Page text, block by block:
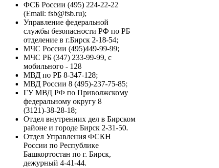
ФСБ России (495) 224-22-22
(Email: fsb@fsb.ru);
Управление федеральной
службы безопасности РФ по РБ
отделение в г.Бирск 2-18-54;
МЧС России (495)449-99-99;
МЧС РБ (347) 233-99-99, с
мобильного - 128
МВД по РБ 8-347-128;
МВД России 8 (495)-237-75-85;
ГУ МВД РФ по Приволжскому
федеральному округу 8
(3121)-38-28-18;
Отдел внутренних дел в Бирском
районе и городе Бирск 2-31-50.
Отдел Управления ФСКН
России по Республике
Башкортостан по г. Бирск,
дежурный 4-41-44.